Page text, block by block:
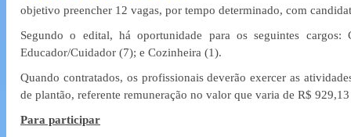
objetivo preencher 12 vagas, por tempo determinado, com
Segundo o edital, há oportunidade para os seguintes cargos:
Educador/Cuidador (7); e Cozinheira (1).
Quando contratados, os profissionais deverão exercer as
de plantão, referente remuneração no valor que varia de R$
Para participar